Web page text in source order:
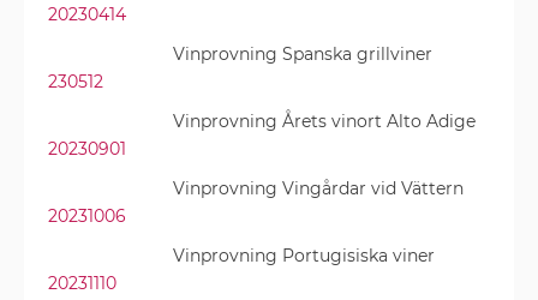
20230414
Vinprovning Spanska grillviner
230512
Vinprovning Årets vinort Alto Adige
20230901
Vinprovning Vingårdar vid Vättern
20231006
Vinprovning Portugisiska viner
20231110